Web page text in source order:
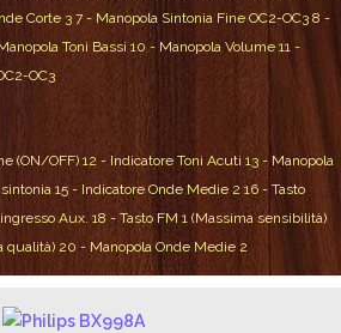
Corte 3 7 - Manopola Sintonia Fine OC2-OC3 8 -
Toni Bassi 10 - Manopola Volume 11 -
OC3
(ON/OFF) 12 - Indicatore Toni Acuti 13 - Manopola
15 - Indicatore Onde Medie 2 16 - Tasto
Aux. 18 - Tasto FM 1 (Massima sensibilità)
qualità) 20 - Manopola Onde Medie 2